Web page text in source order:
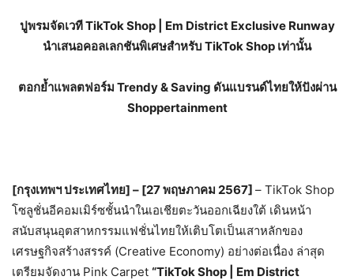
ปูพรมจัดเวทีTikTok Shop | Em District Exclusive Runway
นำเสนอคอลเลกชันพิเศษสำหรับ TikTok Shop เท่านั้น
ตอกย้ำแพลตฟอร์ม Trendy & Saving ดันแบรนด์ไทยให้ปังผ่าน
Shoppertainment
[กรุงเทพฯ ประเทศไทย] – [27พฤษภาคม 2567] – TikTok Shop
โซลูชั่นอีคอมเมิร์ซชั้นนําในเอเชียตะวันออกเฉียงใต้ เดินหน้า
สนับสนุนอุตสาหกรรมแฟชั่นไทยให้เติบโตเป็นเสาหลักของ
เศรษฐกิจสร้างสรรค์ (Creative Economy) อย่างต่อเนื่อง ล่าสุด
เตรียมจัดงาน Pink Carpet “TikTok Shop | Em District